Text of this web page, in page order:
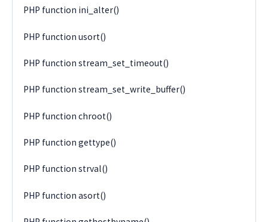
PHP function ini_alter()
PHP function usort()
PHP function stream_set_timeout()
PHP function stream_set_write_buffer()
PHP function chroot()
PHP function gettype()
PHP function strval()
PHP function asort()